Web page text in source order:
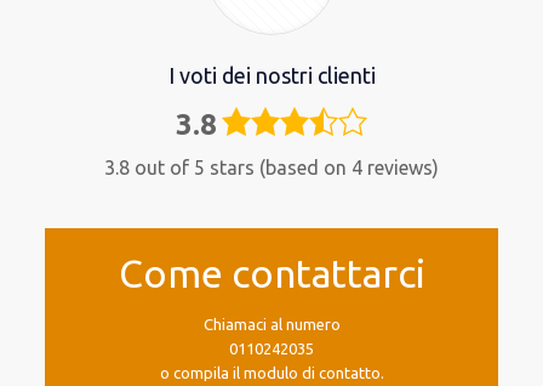
I voti dei nostri clienti
3.8 3,8
3.8 out of 5 stars (based on 4 reviews)
Come contattarci
Chiamaci al numero
0110242035
o compila il modulo di contatto.